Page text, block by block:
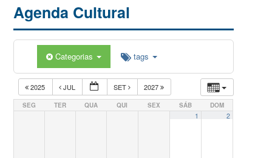
Agenda Cultural
Categorias tags
2025 JUL SET 2027
SEG TER QUA QUI SEX SÁB DOM
1 2